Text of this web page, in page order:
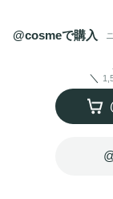
敷くことでニュ
@cosmeで購入